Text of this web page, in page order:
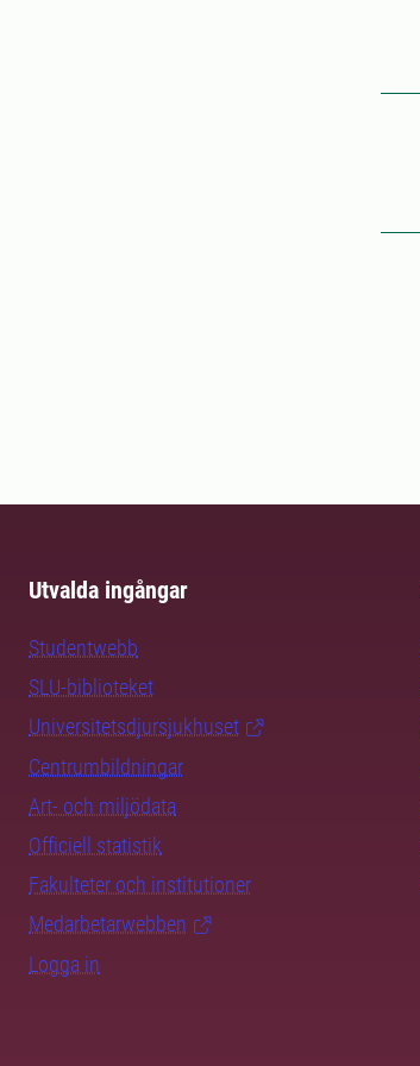
Utvalda ingångar
Studentwebb
SLU-biblioteket
Universitetsdjursjukhuset
Centrumbildningar
Art- och miljödata
Officiell statistik
Fakulteter och institutioner
Medarbetarwebben
Logga in